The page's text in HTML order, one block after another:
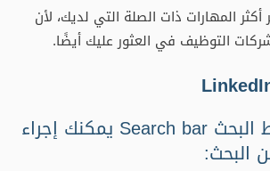
المهارات ذات الصلة التي لديك، لأن
التوظيف في العثور عليك أيضًا.
باستخدام شريط البحث Search bar يمكنك إجراء
البحث: